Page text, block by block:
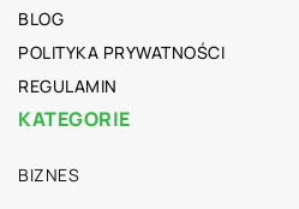
BLOG
POLITYKA PRYWATNOŚCI
REGULAMIN
KATEGORIE
BIZNES